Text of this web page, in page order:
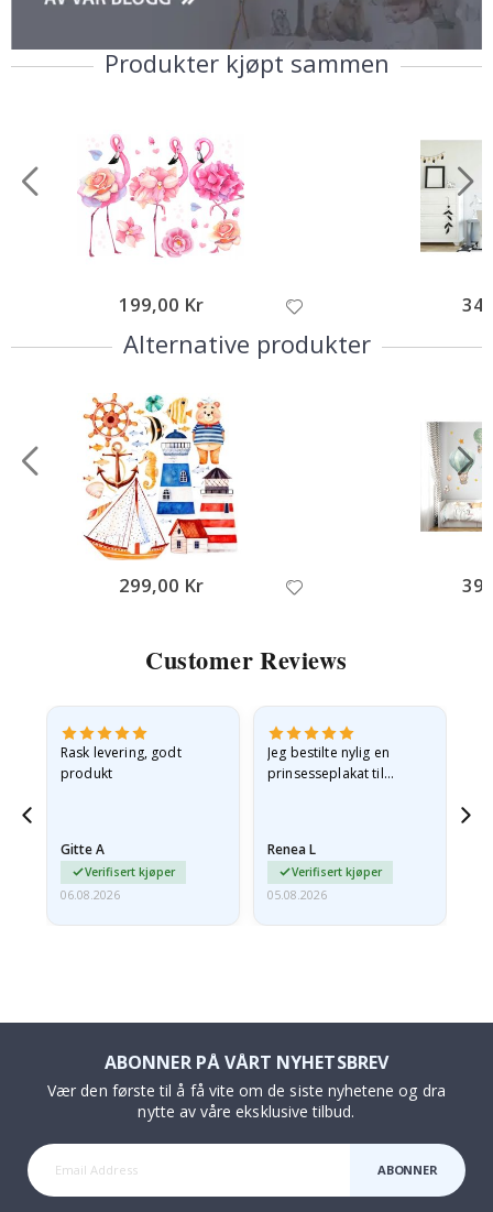
Produkter kjøpt sammen
199,00 Kr
Alternative produkter
299,00 Kr
Customer Reviews
Rask levering, godt
produkt
Gitte A
Verifisert kjøper
06.08.2026
Jeg bestilte nylig en
prinsesseplakat til
e-post…
Renea L
Verifisert kjøper
05.08.2026
ABONNER PÅ VÅRT NYHETSBREV
Vær den første til å få vite om de siste nyhetene og dra
nytte av våre eksklusive tilbud.
ABONNER